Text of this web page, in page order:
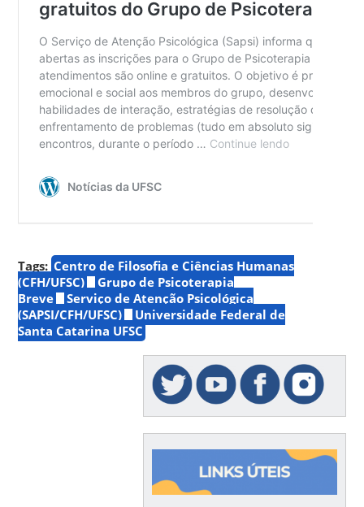
Tags: Centro de Filosofia e Ciências Humanas
(CFH/UFSC)
Grupo de Psicoterapia
Breve
Serviço de Atenção Psicológica
(SAPSI/CFH/UFSC)
Universidade Federal de
Santa Catarina UFSC